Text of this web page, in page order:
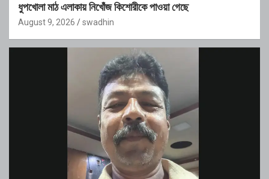
ধুপখোলা মাঠ এলাকায় নিখোঁজ কিশোরীকে পাওয়া গেছে
August 9, 2026 swadhin